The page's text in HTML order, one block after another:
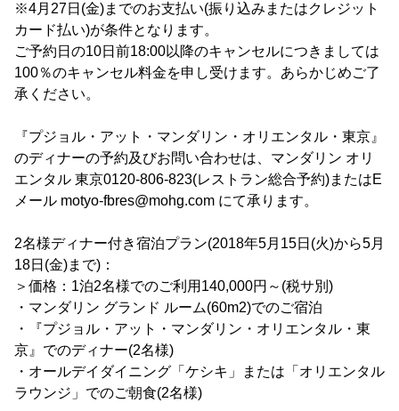
※4月27日(金)までのお支払い(振り込みまたはクレジット
カード払い)が条件となります。
ご予約日の10日前18:00以降のキャンセルにつきましては
100％のキャンセル料金を申し受けます。あらかじめご了
承ください。
『プジョル・アット・マンダリン・オリエンタル・東京』
のディナーの予約及びお問い合わせは、マンダリン オリ
エンタル 東京0120-806-823(レストラン総合予約)またはE
メール motyo-fbres@mohg.com にて承ります。
2名様ディナー付き宿泊プラン(2018年5月15日(火)から5月
18日(金)まで)：
＞価格：1泊2名様でのご利用140,000円～(税サ別)
・マンダリン グランド ルーム(60m2)でのご宿泊
・『プジョル・アット・マンダリン・オリエンタル・東
京』でのディナー(2名様)
・オールデイダイニング「ケシキ」または「オリエンタル
ラウンジ」でのご朝食(2名様)